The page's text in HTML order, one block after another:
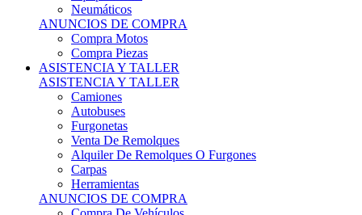
ANUNCIOS DE COMPRA
Compra Motos
Compra Piezas
ASISTENCIA Y TALLER
ASISTENCIA Y TALLER
Camiones
Autobuses
Furgonetas
Venta De Remolques
Alquiler De Remolques O Furgones
Carpas
Herramientas
ANUNCIOS DE COMPRA
Compra De Vehículos
Compra De Herramientas